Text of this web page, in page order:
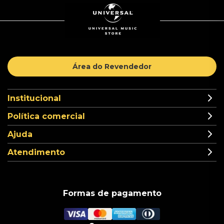
Área do Revendedor
Institucional
Política comercial
Ajuda
Atendimento
Formas de pagamento